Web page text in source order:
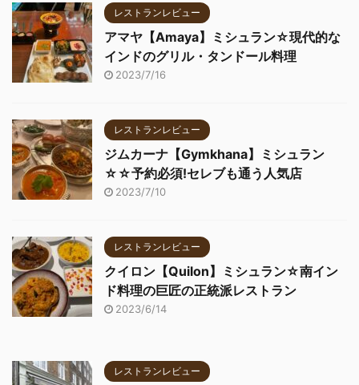
レストランレビュー
アマヤ【Amaya】ミシュラン☆現代的な
インドのグリル・タンドール料理
2023/7/16
レストランレビュー
ジムカーナ【Gymkhana】ミシュラン
☆☆予約必須!セレブも通う人気店
2023/7/10
レストランレビュー
クイロン【Quilon】ミシュラン☆南イン
ド料理の巨匠の正統派レストラン
2023/6/14
レストランレビュー